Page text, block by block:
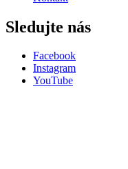
Sledujte nás
Facebook
Instagram
YouTube